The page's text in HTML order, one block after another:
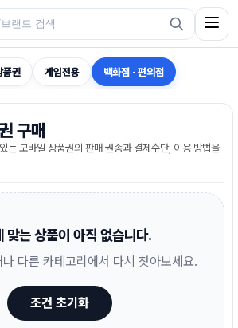
품권 게임전용 백화점 · 편의점
구매
는 모바일 상품권의 판매 권종과 결제수단, 이용 방법을
맞는 상품이 아직 없습니다.
다른 카테고리에서 다시 찾아보세요.
조건 초기화